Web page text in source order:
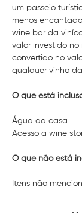
um passeio
menos
wine bar da
valor investido no
convertido no
qualquer vinho
O que está
Água da casa
Acesso a wine
O que não está
Itens não